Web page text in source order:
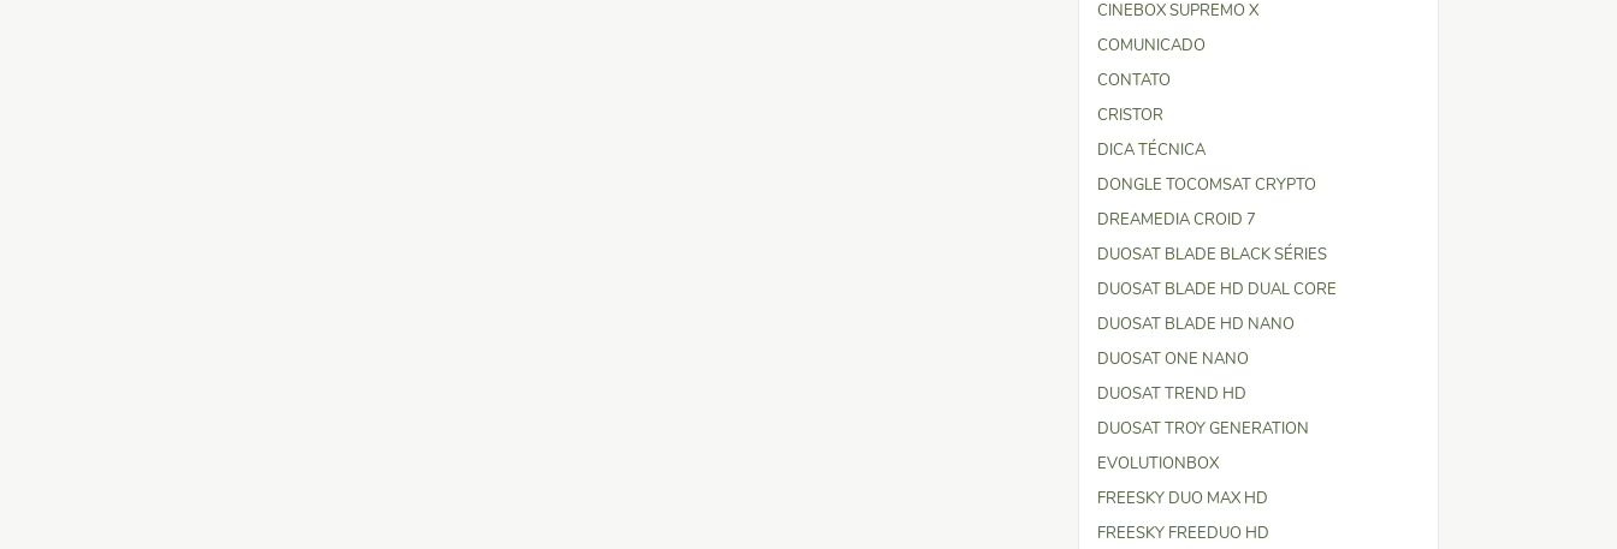
CINEBOX SUPREMO X
COMUNICADO
CONTATO
CRISTOR
DICA TÉCNICA
DONGLE TOCOMSAT CRYPTO
DREAMEDIA CROID 7
DUOSAT BLADE BLACK SÉRIES
DUOSAT BLADE HD DUAL CORE
DUOSAT BLADE HD NANO
DUOSAT ONE NANO
DUOSAT TREND HD
DUOSAT TROY GENERATION
EVOLUTIONBOX
FREESKY DUO MAX HD
FREESKY FREEDUO HD